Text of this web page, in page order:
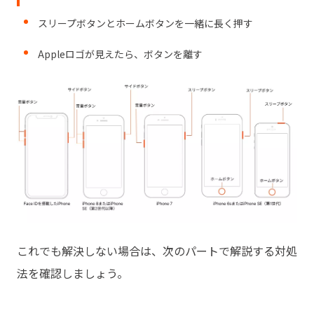
スリープボタンとホームボタンを一緒に長く押す
Appleロゴが見えたら、ボタンを離す
これでも解決しない場合は、次のパートで解説する対処
法を確認しましょう。